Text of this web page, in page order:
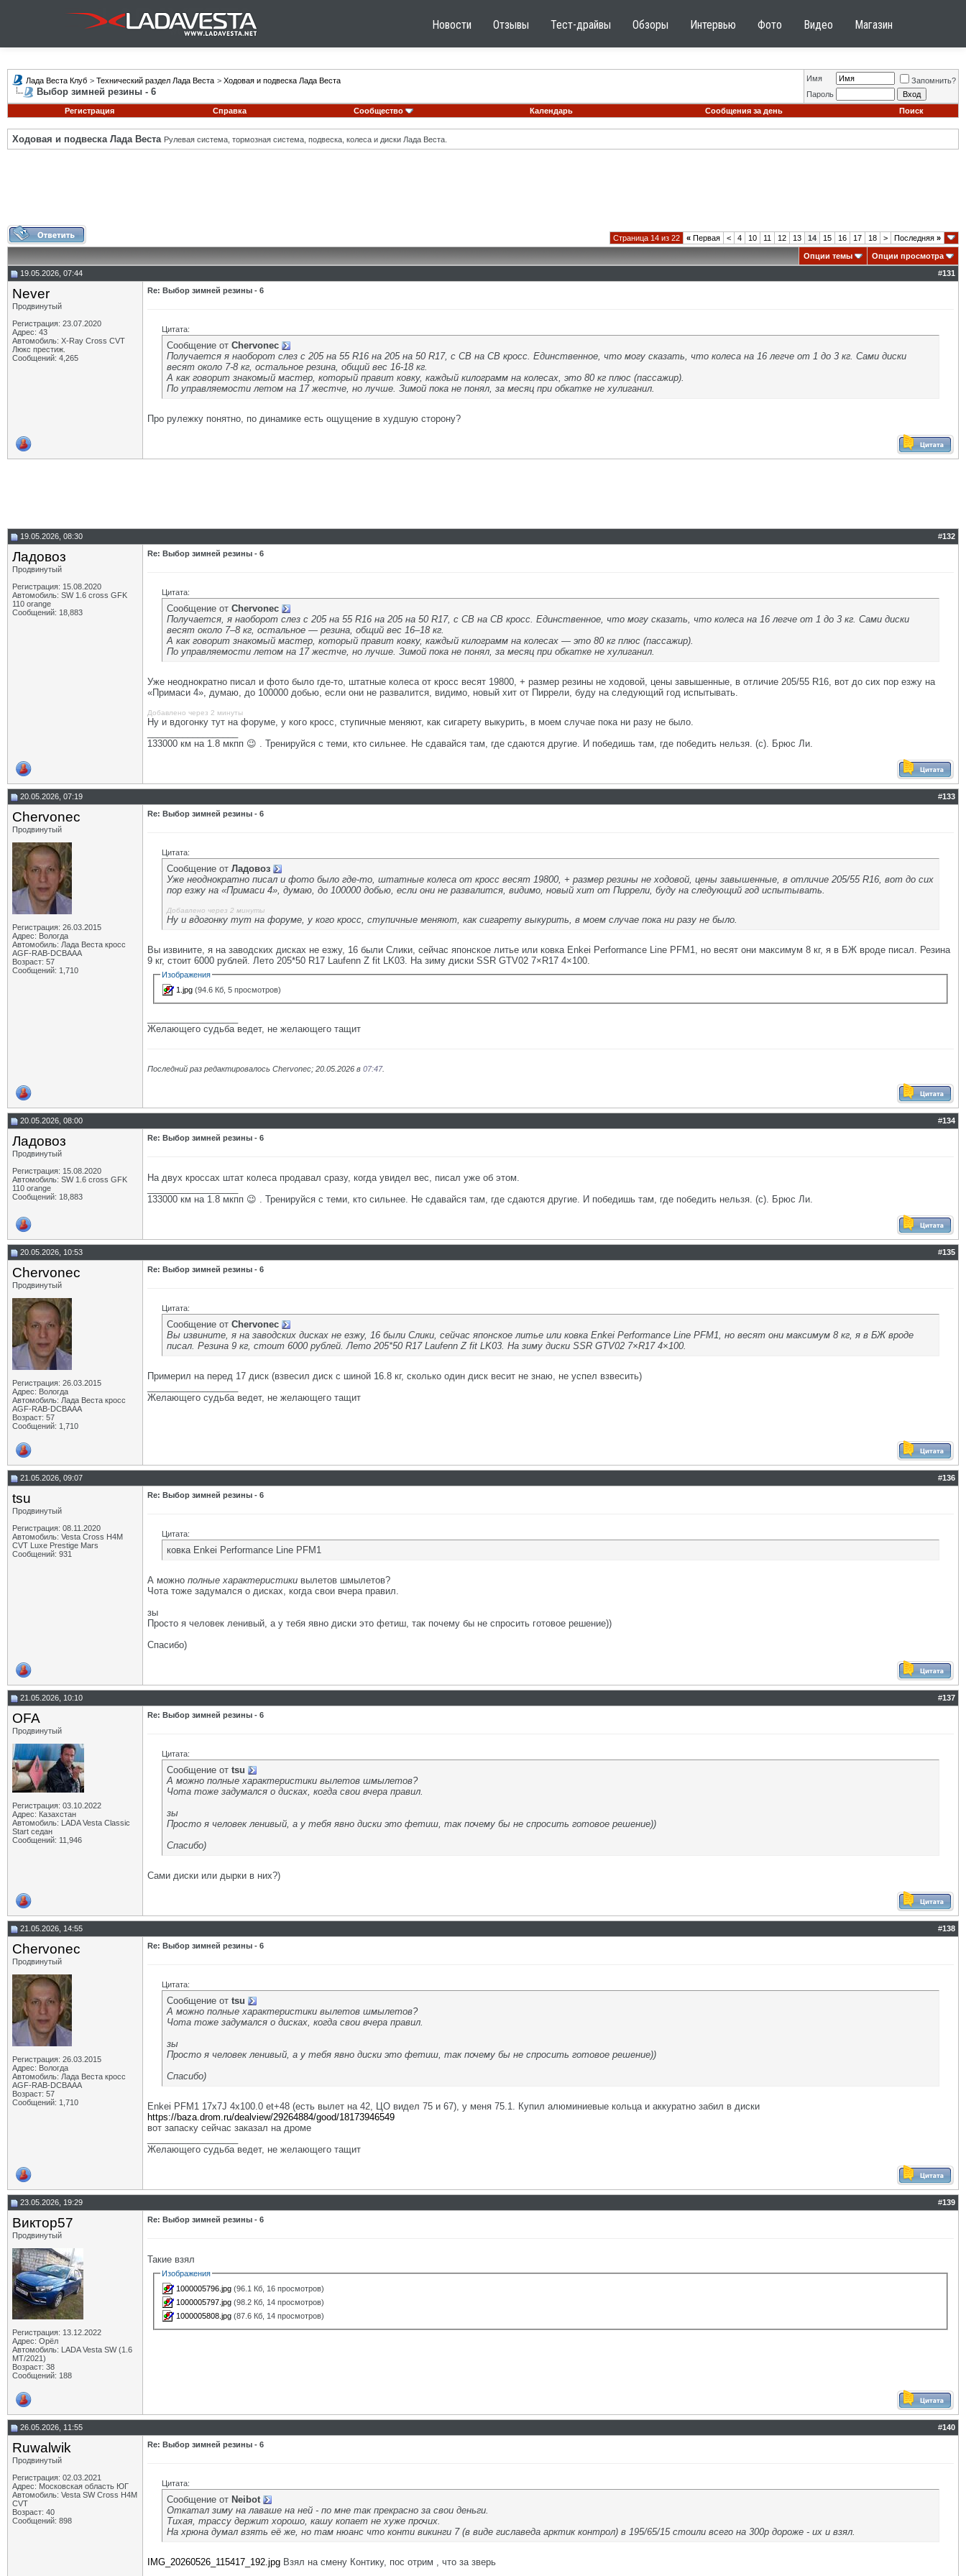
Новости Отзывы Тест-драйвы Обзоры Интервью Фото Видео Магазин
Лада Веста Клуб > Технический раздел Лада Веста > Ходовая и подвеска Лада Веста
Выбор зимней резины - 6
Имя
Запомнить?
Пароль
Регистрация
Справка Сообщество Календарь Сообщения за день Поиск
Ходовая и подвеска Лада Веста Рулевая система, тормозная система, подвеска, колеса и диски Лада Веста.
Страница 14 из 22 « Первая < 4 10 11 12 13 14 15 16 17 18 > Последняя »
Опции темы
Опции просмотра
19.05.2026, 07:44
#131
Never
Продвинутый
Регистрация: 23.07.2020
Адрес: 43
Автомобиль: X-Ray Cross CVT
Люкс престиж.
Сообщений: 4,265
Re: Выбор зимней резины - 6
Цитата:
Сообщение от Chervonec
Получается я наоборот слез с 205 на 55 R16 на 205 на 50 R17, с СВ на СВ кросс. Единственное, что могу сказать, что колеса на 16 легче от 1 до 3 кг. Сами диски
весят около 7-8 кг, остальное резина, общий вес 16-18 кг.
А как говорит знакомый мастер, который правит ковку, каждый килограмм на колесах, это 80 кг плюс (пассажир).
По управляемости летом на 17 жестче, но лучше. Зимой пока не понял, за месяц при обкатке не хулиганил.
Про рулежку понятно, по динамике есть ощущение в худшую сторону?
19.05.2026, 08:30 #132
Ладовоз
Продвинутый
Регистрация: 15.08.2020
Автомобиль: SW 1.6 cross GFK
110 orange
Сообщений: 18,883
Re: Выбор зимней резины - 6
Цитата:
Сообщение от Chervonec
Получается, я наоборот слез с 205 на 55 R16 на 205 на 50 R17, с СВ на СВ кросс. Единственное, что могу сказать, что колеса на 16 легче от 1 до 3 кг. Сами диски
весят около 7–8 кг, остальное — резина, общий вес 16–18 кг.
А как говорит знакомый мастер, который правит ковку, каждый килограмм на колесах — это 80 кг плюс (пассажир).
По управляемости летом на 17 жестче, но лучше. Зимой пока не понял, за месяц при обкатке не хулиганил.
Уже неоднократно писал и фото было где-то, штатные колеса от кросс весят 19800, + размер резины не ходовой, цены завышенные, в отличие 205/55 R16, вот до сих пор езжу на
«Примаси 4», думаю, до 100000 добью, если они не развалится, видимо, новый хит от Пиррели, буду на следующий год испытывать.
Добавлено через 2 минуты
Ну и вдогонку тут на форуме, у кого кросс, ступичные меняют, как сигарету выкурить, в моем случае пока ни разу не было.
133000 км на 1.8 мкпп 😉 . Тренируйся с теми, кто сильнее. Не сдавайся там, где сдаются другие. И победишь там, где победить нельзя. (с). Брюс Ли.
20.05.2026, 07:19 #133
Chervonec
Продвинутый
Регистрация: 26.03.2015
Адрес: Вологда
Автомобиль: Лада Веста кросс
AGF-RAB-DCBAAA
Возраст: 57
Сообщений: 1,710
Re: Выбор зимней резины - 6
Цитата:
Сообщение от Ладовоз
Уже неоднократно писал и фото было где-то, штатные колеса от кросс весят 19800, + размер резины не ходовой, цены завышенные, в отличие 205/55 R16, вот до сих
пор езжу на «Примаси 4», думаю, до 100000 добью, если они не развалится, видимо, новый хит от Пиррели, буду на следующий год испытывать.
Добавлено через 2 минуты
Ну и вдогонку тут на форуме, у кого кросс, ступичные меняют, как сигарету выкурить, в моем случае пока ни разу не было.
Вы извините, я на заводских дисках не езжу, 16 были Слики, сейчас японское литье или ковка Enkei Performance Line PFM1, но весят они максимум 8 кг, я в БЖ вроде писал. Резина
9 кг, стоит 6000 рублей. Лето 205*50 R17 Laufenn Z fit LK03. На зиму диски SSR GTV02 7×R17 4×100.
Изображения
1.jpg (94.6 Кб, 5 просмотров)
Желающего судьба ведет, не желающего тащит
Последний раз редактировалось Chervonec; 20.05.2026 в 07:47.
20.05.2026, 08:00 #134
Ладовоз
Продвинутый
Регистрация: 15.08.2020
Автомобиль: SW 1.6 cross GFK
110 orange
Сообщений: 18,883
Re: Выбор зимней резины - 6
На двух кроссах штат колеса продавал сразу, когда увидел вес, писал уже об этом.
133000 км на 1.8 мкпп 😉 . Тренируйся с теми, кто сильнее. Не сдавайся там, где сдаются другие. И победишь там, где победить нельзя. (с). Брюс Ли.
20.05.2026, 10:53 #135
Chervonec
Продвинутый
Регистрация: 26.03.2015
Адрес: Вологда
Автомобиль: Лада Веста кросс
AGF-RAB-DCBAAA
Возраст: 57
Сообщений: 1,710
Re: Выбор зимней резины - 6
Цитата:
Сообщение от Chervonec
Вы извините, я на заводских дисках не езжу, 16 были Слики, сейчас японское литье или ковка Enkei Performance Line PFM1, но весят они максимум 8 кг, я в БЖ вроде
писал. Резина 9 кг, стоит 6000 рублей. Лето 205*50 R17 Laufenn Z fit LK03. На зиму диски SSR GTV02 7×R17 4×100.
Примерил на перед 17 диск (взвесил диск с шиной 16.8 кг, сколько один диск весит не знаю, не успел взвесить)
Желающего судьба ведет, не желающего тащит
21.05.2026, 09:07 #136
tsu
Продвинутый
Регистрация: 08.11.2020
Автомобиль: Vesta Cross H4M
CVT Luxe Prestige Mars
Сообщений: 931
Re: Выбор зимней резины - 6
Цитата:
ковка Enkei Performance Line PFM1
А можно полные характеристики вылетов шмылетов?
Чота тоже задумался о дисках, когда свои вчера правил.
зы
Просто я человек ленивый, а у тебя явно диски это фетиш, так почему бы не спросить готовое решение))
Спасибо)
21.05.2026, 10:10 #137
OFA
Продвинутый
Регистрация: 03.10.2022
Адрес: Казахстан
Автомобиль: LADA Vesta Classic
Start седан
Сообщений: 11,946
Re: Выбор зимней резины - 6
Цитата:
Сообщение от tsu
А можно полные характеристики вылетов шмылетов?
Чота тоже задумался о дисках, когда свои вчера правил.
зы
Просто я человек ленивый, а у тебя явно диски это фетиш, так почему бы не спросить готовое решение))
Спасибо)
Сами диски или дырки в них?)
21.05.2026, 14:55 #138
Chervonec
Продвинутый
Регистрация: 26.03.2015
Адрес: Вологда
Автомобиль: Лада Веста кросс
AGF-RAB-DCBAAA
Возраст: 57
Сообщений: 1,710
Re: Выбор зимней резины - 6
Цитата:
Сообщение от tsu
А можно полные характеристики вылетов шмылетов?
Чота тоже задумался о дисках, когда свои вчера правил.
зы
Просто я человек ленивый, а у тебя явно диски это фетиш, так почему бы не спросить готовое решение))
Спасибо)
Enkei PFM1 17x7J 4x100.0 et+48 (есть вылет на 42, ЦО видел 75 и 67), у меня 75.1. Купил алюминиевые кольца и аккуратно забил в диски
https://baza.drom.ru/dealview/29264884/good/18173946549
вот запаску сейчас заказал на дроме
Желающего судьба ведет, не желающего тащит
23.05.2026, 19:29 #139
Виктор57
Продвинутый
Регистрация: 13.12.2022
Адрес: Орёл
Автомобиль: LADA Vesta SW (1.6
МТ/2021)
Возраст: 38
Сообщений: 188
Re: Выбор зимней резины - 6
Такие взял
Изображения
1000005796.jpg (96.1 Кб, 16 просмотров)
1000005797.jpg (98.2 Кб, 14 просмотров)
1000005808.jpg (87.6 Кб, 14 просмотров)
26.05.2026, 11:55 #140
Ruwalwik
Продвинутый
Регистрация: 02.03.2021
Адрес: Московская область ЮГ
Автомобиль: Vesta SW Cross H4M
CVT
Возраст: 40
Сообщений: 898
Re: Выбор зимней резины - 6
Цитата:
Сообщение от Neibot
Откатал зиму на лаваше на ней - по мне так прекрасно за свои деньги.
Тихая, трассу держит хорошо, кашу копает не хуже прочих.
На хрюна думал взять её же, но там нюанс что конти викинги 7 (в виде гиславеда арктик контрол) в 195/65/15 стоили всего на 300р дороже - их и взял.
IMG_20260526_115417_192.jpg Взял на смену Контику, пос отрим , что за зверь